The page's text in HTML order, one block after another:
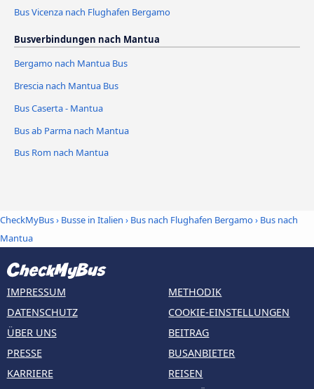
Bus Vicenza nach Flughafen Bergamo
Busverbindungen nach Mantua
Bergamo nach Mantua Bus
Brescia nach Mantua Bus
Bus Caserta - Mantua
Bus ab Parma nach Mantua
Bus Rom nach Mantua
CheckMyBus› Busse in Italien › Bus nach Flughafen Bergamo› Bus nach
Mantua
IMPRESSUM
DATENSCHUTZ
ÜBER UNS
PRESSE
KARRIERE
METHODIK
COOKIE-EINSTELLUNGEN
BEITRAG
BUSANBIETER
REISEN